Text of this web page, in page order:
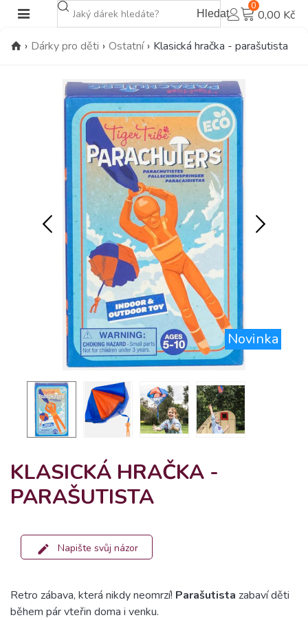
Hledat
0
0,00 Kč
› Dárky pro děti › Ostatní › Klasická hračka - parašutista
Novinka
KLASICKÁ HRAČKA -
PARAŠUTISTA
Napište svůj názor
Retro zábava, která nikdy neomrzí! Parašutista zabaví děti
během pár vteřin doma i venku.